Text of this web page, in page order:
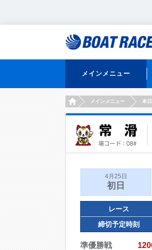
メインメニュー
HOMEメインメニュー 本
4月25日
初日
レース
締切予定時刻
準優勝戦